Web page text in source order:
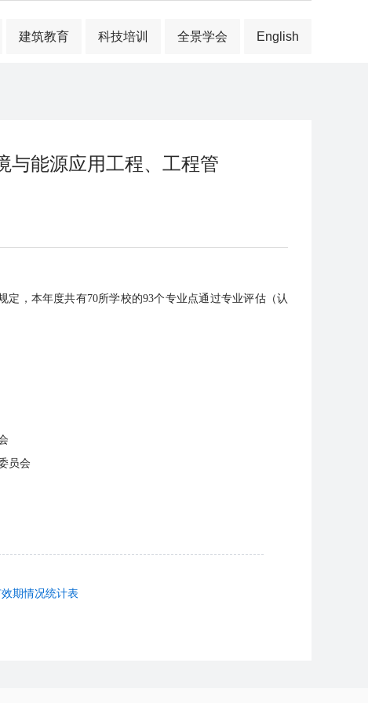
建筑教育 科技培训 全景学会 English
与能源应用工程、工程管
，本年度共有70所学校的93个专业点通过专业评估（认
会
期情况统计表